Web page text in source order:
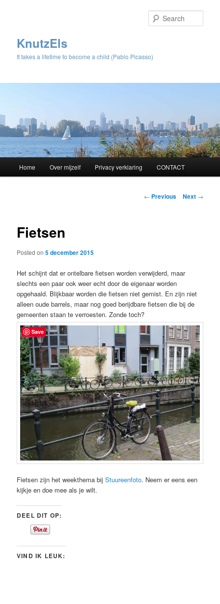
KnutzEls
It takes a lifetime to become a child (Pablo Picasso)
Skip
content
Home Over mijzelf Privacy verklaring CONTACT
Post
← Previous Next →
Fietsen
Posted on5 december 2015
Het schijnt dat er ontelbare fietsen worden verwijderd, maar
slechts een paar ook weer echt door de eigenaar worden
opgehaald. Blijkbaar worden die fietsen niet gemist. En zijn niet
alleen oude barrels, maar nog goed berijdbare fietsen die bij de
gemeenten staan te verroesten. Zonde toch?
Fietsen zijn het weekthema bijStuureenfoto. Neem er eens een
kijkje en doe mee als je wilt.
DEEL DIT OP:
VIND IK LEUK:
Save